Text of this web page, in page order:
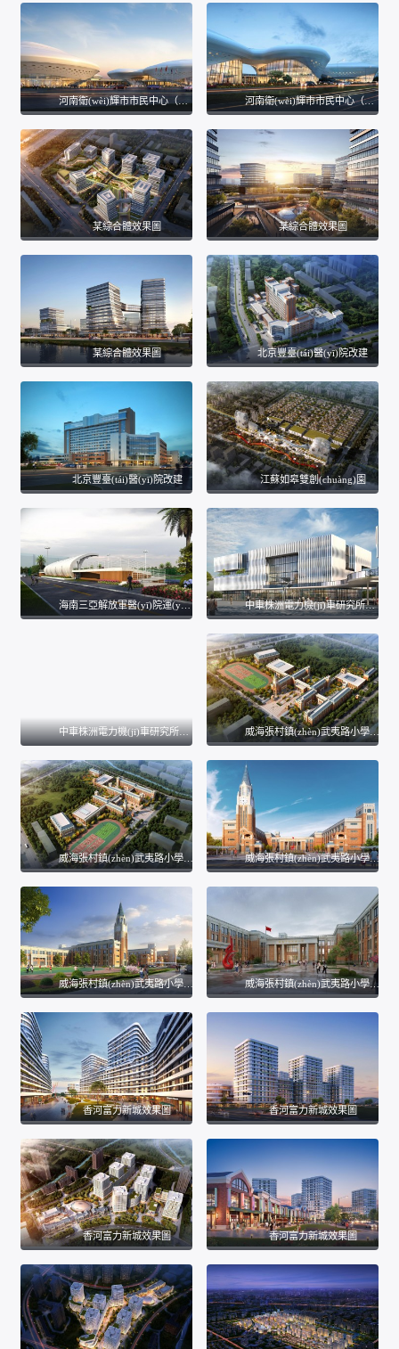
河南衛(wèi)輝市市民中心（五館三中心）設(shè)計(jì)項(xiàng)目
某綜合體效果圖 某綜合體效果圖
某綜合體效果圖 北京豐臺(tái)醫(yī)院改建
北京豐臺(tái)醫(yī)院改建 江蘇如皋雙創(chuàng)園
海南三亞解放軍醫(yī)院運(yùn)動(dòng)場(chǎng)效果圖 中車株洲電力機(jī)車研究所效果圖
中車株洲電力機(jī)車研究所效果圖 威海張村鎮(zhèn)武夷路小學(xué)效果圖
威海張村鎮(zhèn)武夷路小學(xué)效果圖
威海張村鎮(zhèn)武夷路小學(xué)效果圖 威海張村鎮(zhèn)武夷路小學(xué)效果圖
香河富力新城效果圖 香河富力新城效果圖
香河富力新城效果圖 香河富力新城效果圖